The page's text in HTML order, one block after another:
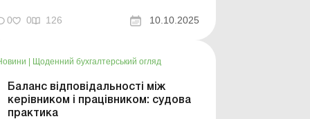
0 0 126 10.10.2025
Щоденний бухгалтерський огляд
Баланс відповідальності між
керівником і працівником: судова
практика